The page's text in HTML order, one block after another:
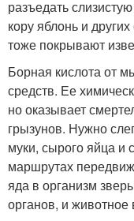
разъедать
кору яблонь и
тоже покрывают
Борная кислота от
средств. Ее
но оказывает
грызунов. Нужно
муки, сырого яйца и
маршрутах
яда в организм
органов, и животное